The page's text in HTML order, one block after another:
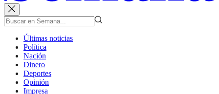
Últimas noticias
Política
Nación
Dinero
Deportes
Opinión
Impresa